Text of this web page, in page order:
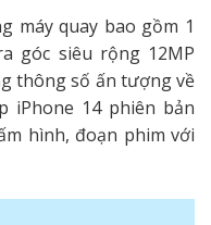
máy quay bao gồm 1
góc siêu rộng 12MP
thông số ấn tượng về
iPhone 14 phiên bản
hình, đoạn phim với